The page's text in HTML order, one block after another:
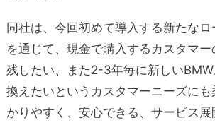
同社は、今回初めて導入する新たな
を通じて、現金で購入するカスタマ
残したい、また2-3年毎に新しい
換えたいというカスタマーニーズに
かりやすく、安心できる、サービス展